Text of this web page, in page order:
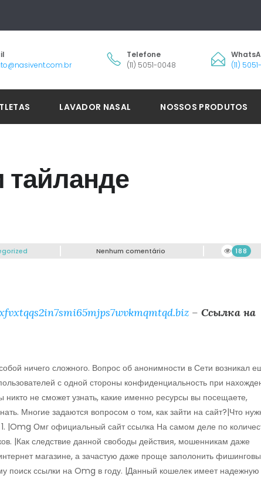
Telefone
(11) 5051-0048
(11)
LAVADOR NASAL NOSSOS PRODUTOS
тайланде
Nenhum comentário 188
– Ссылка на
ничего сложного. Вопрос об анонимности в Сети возникал
с одной стороны конфиденциальность при
не сможет узнать, какие именно ресурсы вы посещаете,
Многие задаются вопросом о том, как зайти на сайт?|Что
|Omg Омг официальный сайт ссылка На самом деле по
|Как следствие данной свободы действия, мошенникам даже
магазине, а зачастую даже проще заполонить
поиск ссылки на Omg в году. |Данный кошелек имеет надежную